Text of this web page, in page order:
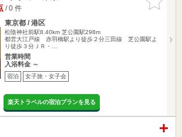
りに追加
/ 0 件
東京都 / 港区
松陰神社前駅8.40km 芝公園駅298m
都営大江戸線 赤羽橋駅より徒歩２分三田線 芝公園駅よ
り徒歩３分ＪＲ・…
営業時間
入浴料金 ～
宿泊 女子旅・女子会
楽天トラベルの宿泊プランを見る